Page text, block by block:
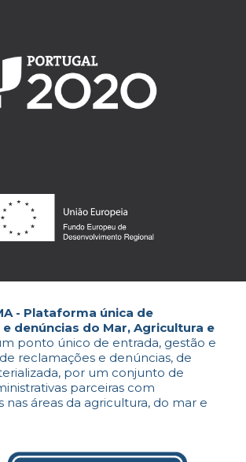
- Plataforma única de
denúncias do Mar, Agricultura e
ponto único de entrada, gestão e
reclamações e denúncias, de
por um conjunto de
parceiras com
áreas da agricultura, do mar e